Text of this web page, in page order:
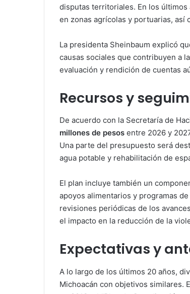
disputas territoriales. En los
en zonas agrícolas y portuarias,
La presidenta Sheinbaum explicó
causas sociales que contribuyen a
evaluación y rendición de cuentas
Recursos y
De acuerdo con la Secretaría de
millones de pesos entre 2026 y
Una parte del presupuesto será
agua potable y rehabilitación de
El plan incluye también un
apoyos alimentarios y programas
revisiones periódicas de los
el impacto en la reducción de la
Expectativas y
A lo largo de los últimos 20 años,
Michoacán con objetivos similares.